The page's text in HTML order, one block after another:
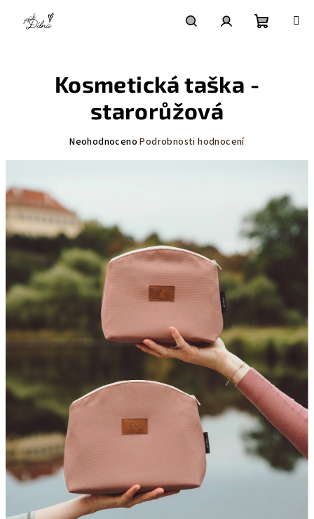
Kosmetická taška -
starorůžová
je
0,0
z
5
hvězdiček.
Neohodnoceno Podrobnosti hodnocení